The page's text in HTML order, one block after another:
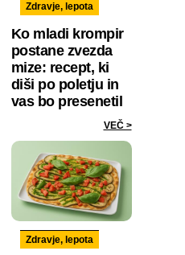
Zdravje, lepota
Ko mladi krompir
postane zvezda
mize: recept, ki
diši po poletju in
vas bo presenetil
VEČ >
Zdravje, lepota